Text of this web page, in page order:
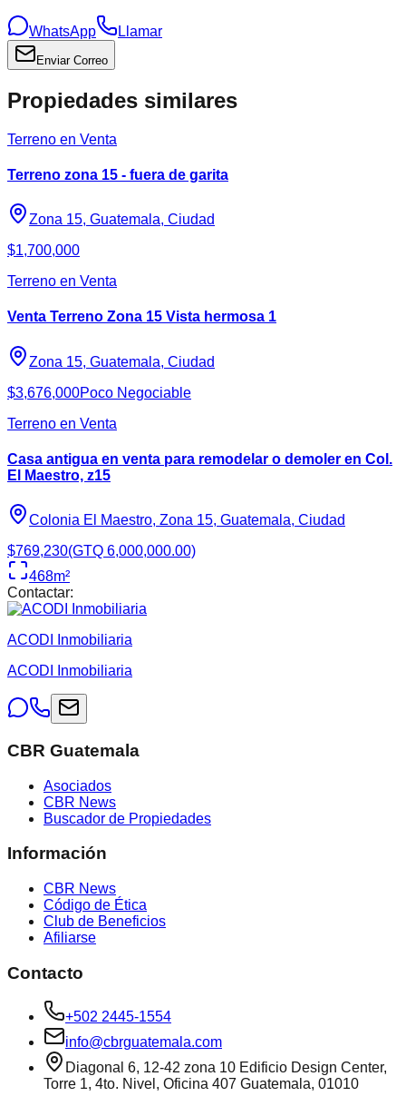
WhatsApp Llamar
Enviar Correo
Propiedades similares
Terreno en Venta
Terreno zona 15 - fuera de garita
Zona 15, Guatemala, Ciudad
$1,700,000
Terreno en Venta
Venta Terreno Zona 15 Vista hermosa 1
Zona 15, Guatemala, Ciudad
$3,676,000Poco Negociable
Terreno en Venta
Casa antigua en venta para remodelar o demoler en Col.
El Maestro, z15
Colonia El Maestro, Zona 15, Guatemala, Ciudad
$769,230(GTQ 6,000,000.00)
468m²
Contactar:
ACODI Inmobiliaria
ACODI Inmobiliaria
CBR Guatemala
Asociados
CBR News
Buscador de Propiedades
Información
CBR News
Código de Ética
Club de Beneficios
Afiliarse
Contacto
+502 2445-1554
info@cbrguatemala.com
Diagonal 6, 12-42 zona 10 Edificio Design Center,
Torre 1, 4to. Nivel, Oficina 407 Guatemala, 01010